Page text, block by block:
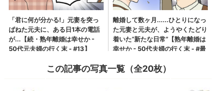
この記事の写真一覧（全20枚）